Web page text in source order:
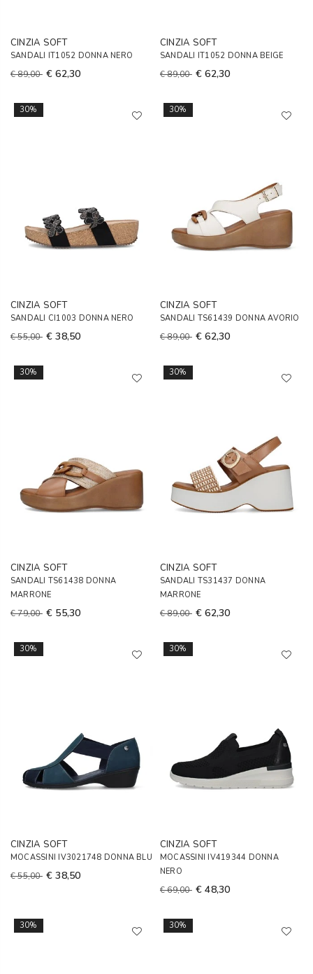
CINZIA SOFT
SANDALI IT1052 DONNA NERO
€ 89,00 € 62,30
CINZIA SOFT
SANDALI IT1052 DONNA BEIGE
€ 89,00 € 62,30
30%
CINZIA SOFT
SANDALI CI1003 DONNA NERO
€ 55,00 € 38,50
30%
CINZIA SOFT
SANDALI TS61439 DONNA AVORIO
€ 89,00 € 62,30
30%
CINZIA SOFT
SANDALI TS61438 DONNA
MARRONE
€ 79,00 € 55,30
30%
CINZIA SOFT
SANDALI TS31437 DONNA
MARRONE
€ 89,00 € 62,30
30%
CINZIA SOFT
MOCASSINI IV3021748 DONNA BLU
€ 55,00 € 38,50
30%
CINZIA SOFT
MOCASSINI IV419344 DONNA
NERO
€ 69,00 € 48,30
30% 30%